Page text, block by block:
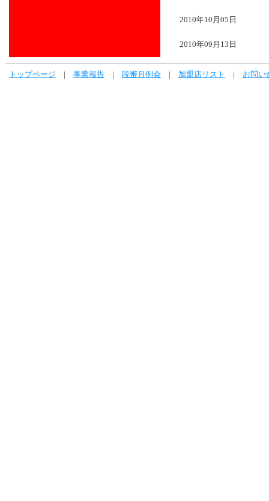
2010年10月05日
2010年09月13日
トップページ 事業報告 段審月例会 加盟店リスト お問い